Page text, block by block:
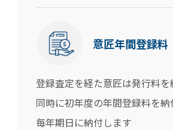
意匠年間登録料
登録査定を経た意匠は発行料
同時に初年度の年間登録料を
毎年期日に納付します